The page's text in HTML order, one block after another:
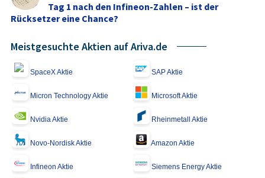
Tag 1 nach den Infineon-Zahlen – ist der
Rücksetzer eine Chance?
Meistgesuchte Aktien auf Ariva.de
SpaceX Aktie SAP Aktie
Micron Technology Aktie Microsoft Aktie
Nvidia Aktie Rheinmetall Aktie
Novo-Nordisk Aktie Amazon Aktie
Infineon Aktie Siemens Energy Aktie